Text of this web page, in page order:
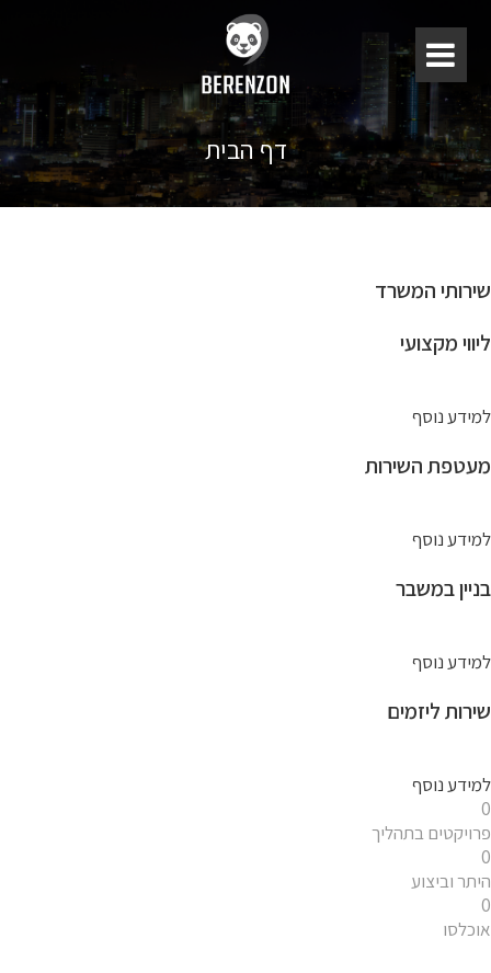
דף הבית
שירותי המשרד
ליווי מקצועי
למידע נוסף
מעטפת השירות​
למידע נוסף
בניין במשבר ​
למידע נוסף
שירות ליזמים
למידע נוסף
0
פרויקטים בתהליך
0
היתר וביצוע
0
אוכלסו